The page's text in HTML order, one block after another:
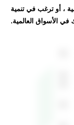
، أو ترغب في تنمية
في الأسواق العالمية.